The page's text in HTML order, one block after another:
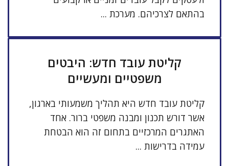
בהתאם לצרכיהם. מערכת ...
קליטת עובד חדש: היבטים
משפטיים ומעשיים
קליטת עובד חדש היא תהליך משמעותי בארגון,
אשר דורש תכנון ומבנה משפטי ברור. אחד
האתגרים המרכזיים בתחום זה הוא הבטחת
עמידה בדרישות ...